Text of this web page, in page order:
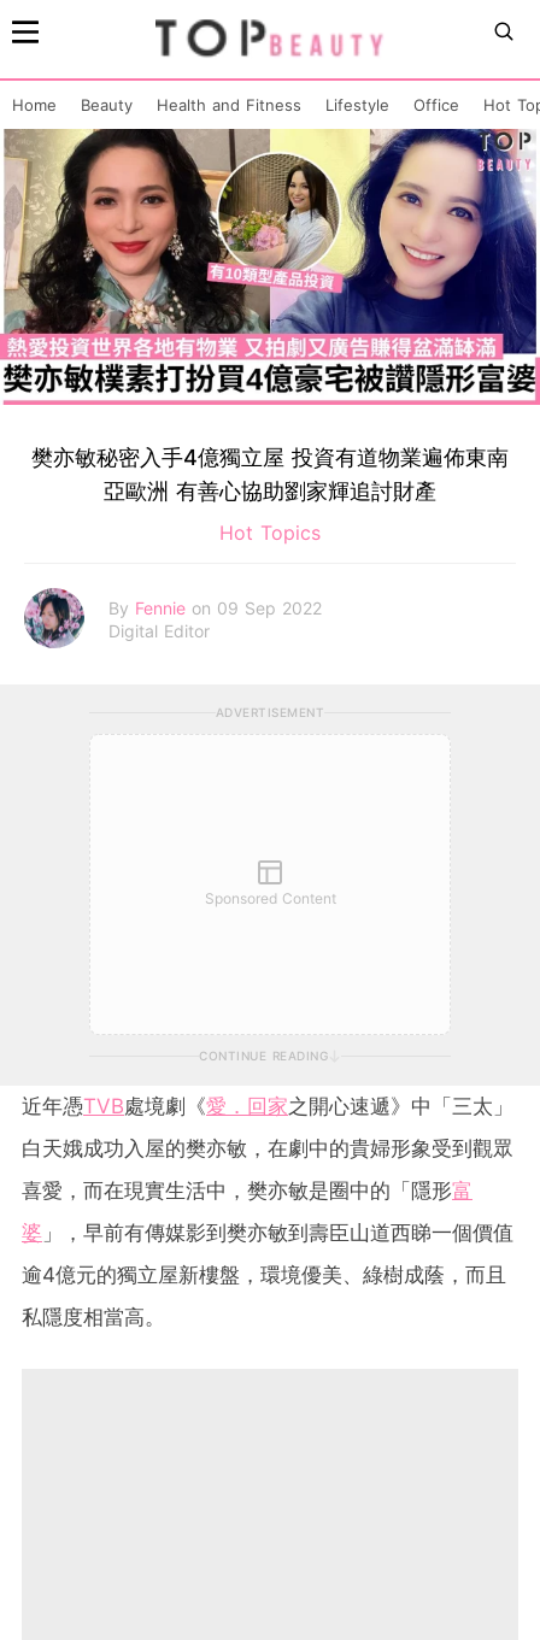
Home Beauty Health and Fitness Lifestyle Office Hot
樊亦敏秘密入手4億獨立屋 投資有道物業遍佈東南
亞歐洲 有善心協助劉家輝追討財產
Hot Topics
By Fennie on 09 Sep 2022
Digital Editor
ADVERTISEMENT
Sponsored Content
CONTINUE READING
近年憑TVB處境劇《愛．回家之開心速遞》中「三太」
白天娥成功入屋的樊亦敏，在劇中的貴婦形象受到觀眾
喜愛，而在現實生活中，樊亦敏是圈中的「隱形富
婆 」，早前有傳媒影到樊亦敏到壽臣山道西睇一個價值
逾4億元的獨立屋新樓盤，環境優美、綠樹成蔭，而且
私隱度相當高。